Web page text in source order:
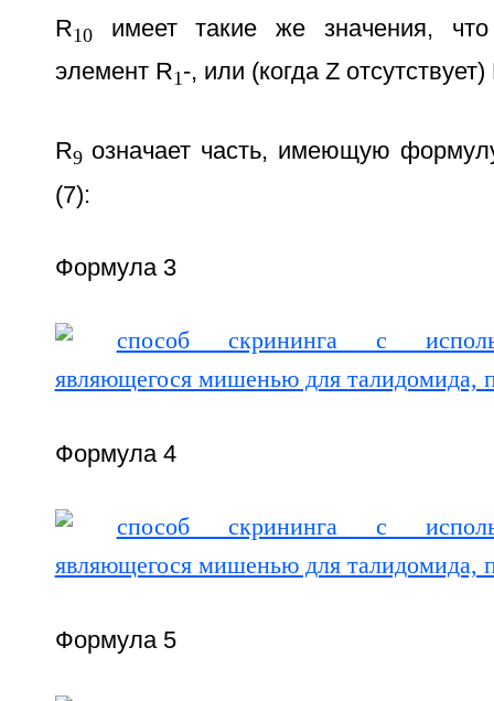
R10имеет такие же значения,
элемент R1-, или (когда Z отсутствует)
R9означает часть, имеющую
(7):
Формула 3
Формула 4
Формула 5